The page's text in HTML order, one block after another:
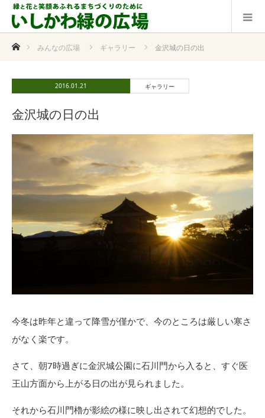
ホームみんなの広場 ギャラリー 金沢城の日の出
2016.01.21 ギャラリー
金沢城の日の出
今冬は昨年と違って降雪が僅かで、今のところは厳しい寒さ
がなく楽です。
さて、朝7時過ぎに金沢城公園に石川門から入ると、すぐ医
王山方面から上がる日の出が見られました。
それから石川門櫓が影絵の様に映し出されて幻想的でした。